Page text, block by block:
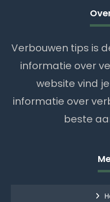
Verbouwen tips is
informatie over
website vind
informatie over
beste